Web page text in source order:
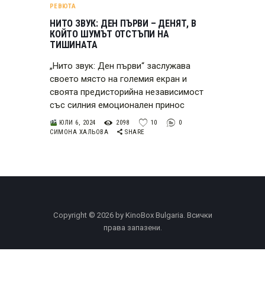
РЕВЮТА
НИТО ЗВУК: ДЕН ПЪРВИ – ДЕНЯТ, В
КОЙТО ШУМЪТ ОТСТЪПИ НА
ТИШИНАТА
„Нито звук: Ден първи“ заслужава
своето място на големия екран и
своята предисторийна независимост
със силния емоционален принос
ЮЛИ 6, 2024 2098 10
0
СИМОНА ХАЛЬОВА
SHARE
Copyright © 2026 by KinoBox Bulgaria. Всички
права запазени.